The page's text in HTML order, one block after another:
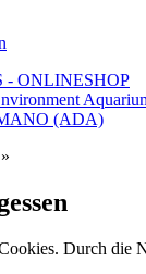
»
Durch die